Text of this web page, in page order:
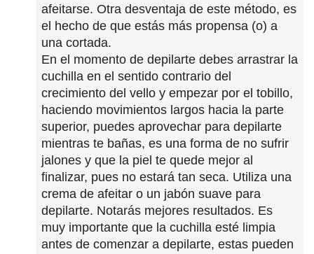
afeitarse. Otra desventaja de este método, es
el hecho de que estás más propensa (o) a
una cortada.
En el momento de depilarte debes arrastrar la
cuchilla en el sentido contrario del
crecimiento del vello y empezar por el tobillo,
haciendo movimientos largos hacia la parte
superior, puedes aprovechar para depilarte
mientras te bañas, es una forma de no sufrir
jalones y que la piel te quede mejor al
finalizar, pues no estará tan seca. Utiliza una
crema de afeitar o un jabón suave para
depilarte. Notarás mejores resultados. Es
muy importante que la cuchilla esté limpia
antes de comenzar a depilarte, estas pueden